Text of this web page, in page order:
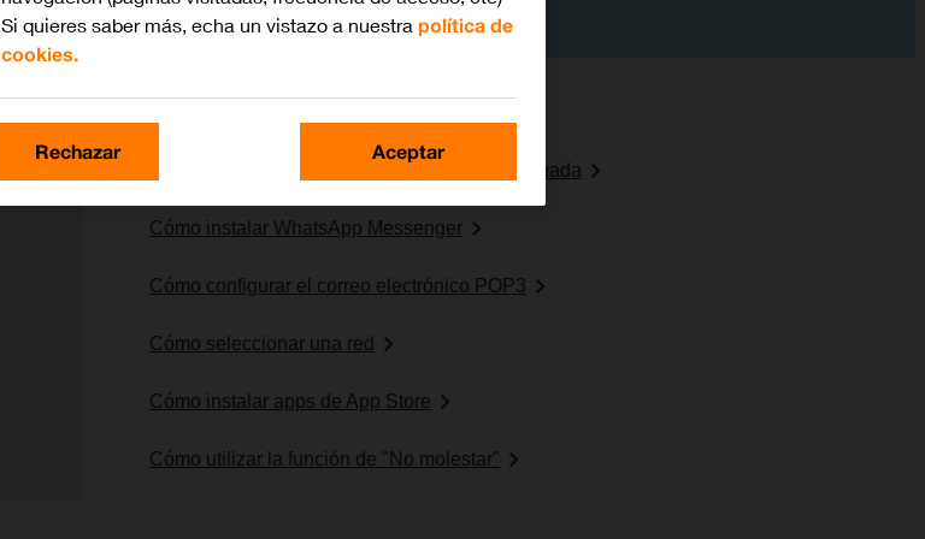
Lo más buscado
Cómo restablecer la configuración predeterminada
Cómo instalar WhatsApp Messenger
Cómo configurar el correo electrónico POP3
Cómo seleccionar una red
Cómo instalar apps de App Store
Cómo utilizar la función de "No molestar"
Si quieres saber más, echa un vistazo a nuestra política de
cookies.
Rechazar Aceptar